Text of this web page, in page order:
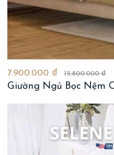
7.900.000 ₫ 15.800.000 ₫
Giường Ngủ Bọc Nệm